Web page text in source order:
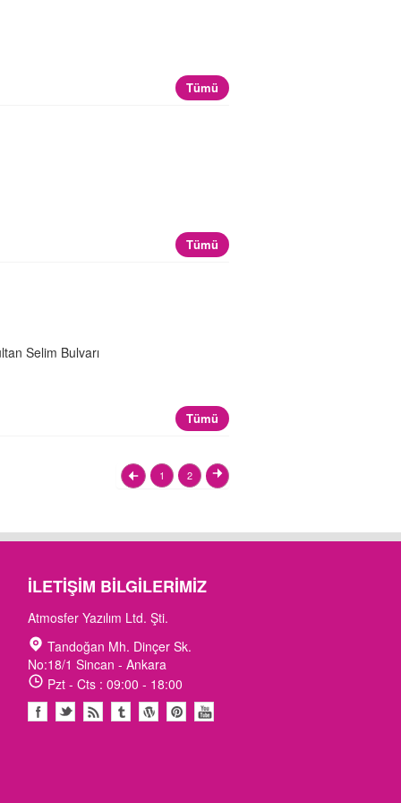
Tümü
Tümü
Selim Bulvarı
Tümü
1 2
İLETIŞIM BILGILERIMIZ
Atmosfer Yazılım Ltd. Şti.
Tandoğan Mh. Dinçer Sk.
No:18/1 Sincan - Ankara
Pzt - Cts : 09:00 - 18:00